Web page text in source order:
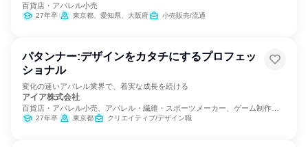
百貨店・アパレル小売
27年卒 東京都、愛知県、大阪府 小売販売/流通
パタンナー:デザインをカタチにするプロフェッ
ショナル
変化の速いアパレル業界で、着実な成長を続ける
アイア株式会社
百貨店・アパレル小売、アパレル・繊維・スポーツメーカー、ゲーム制作・
販売27年卒 東京都 クリエイティブ/デザイン職